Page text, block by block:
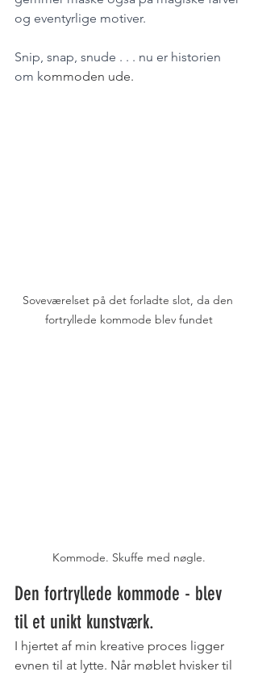
og eventyrlige motiver.
Snip, snap, snude . . . nu er historien
om kommoden ude.
Soveværelset på det forladte slot, da den
fortryllede kommode blev fundet
Kommode. Skuffe med nøgle.
Den fortryllede kommode - blev
til et unikt kunstværk.
I hjertet af min kreative proces ligger
evnen til at lytte. Når møblet hvisker til